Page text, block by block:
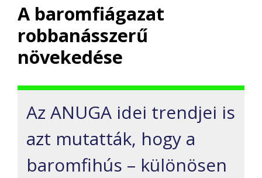
A baromfiágazat
robbanásszerű
növekedése
Az ANUGA idei trendjei is
azt mutatták, hogy a
baromfihús – különösen